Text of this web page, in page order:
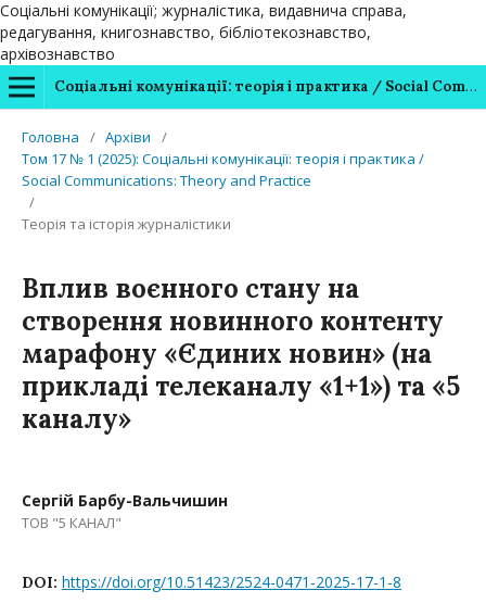
Соціальні комунікації; журналістика, видавнича справа,
редагування, книгознавство, бібліотекознавство,
архівознавство
Соціальні комунікації: теорія і практика / Social Communications: Theory and Practice
Головна / Архіви
/
Том 17 № 1 (2025): Соціальні комунікації: теорія і практика /
Social Communications: Theory and Practice
/
Теорія та історія журналістики
Вплив воєнного стану на
створення новинного контенту
марафону «Єдиних новин» (на
прикладі телеканалу «1+1») та «5
каналу»
Сергій Барбу-Вальчишин
ТОВ "5 КАНАЛ"
DOI: https://doi.org/10.51423/2524-0471-2025-17-1-8